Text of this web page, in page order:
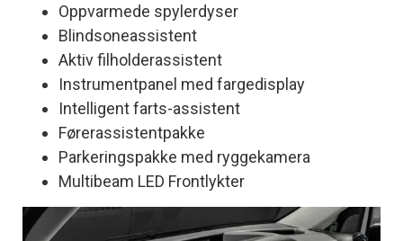
Oppvarmede spylerdyser
Blindsoneassistent
Aktiv filholderassistent
Instrumentpanel med fargedisplay
Intelligent farts-assistent
Førerassistentpakke
Parkeringspakke med ryggekamera
Multibeam LED Frontlykter